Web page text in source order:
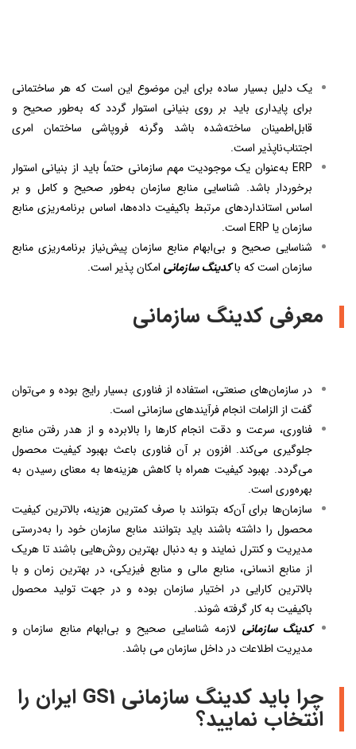
یک دلیل بسیار ساده برای این موضوع این است که هر ساختمانی
برای پایداری باید بر روی بنیانی استوار گردد که به‌طور صحیح و
قابل‌اطمینان ساخته‌شده باشد وگرنه فروپاشی ساختمان امری
اجتناب‌ناپذیر است.
ERP به‌عنوان یک موجودیت مهم سازمانی حتماً باید از بنیانی استوار
برخوردار باشد. شناسایی منابع سازمان به‌طور صحیح و کامل و بر
اساس استانداردهای مرتبط باکیفیت داده‌ها، اساس برنامه‌ریزی منابع
سازمان یا ERP است.
شناسایی صحیح و بی‌ابهام منابع سازمان پیش‌نیاز برنامه‌ریزی منابع
سازمان است که باکدینگ سازمانی امکان پذیر است.
معرفی کدینگ سازمانی
در سازمان‌های صنعتی، استفاده از فناوری بسیار رایج بوده و می‌توان
گفت از الزامات انجام فرآیندهای سازمانی است.
فناوری، سرعت و دقت انجام کارها را بالابرده و از هدر رفتن منابع
جلوگیری می‌کند. افزون بر آن فناوری باعث بهبود کیفیت محصول
می‌گردد. بهبود کیفیت همراه با کاهش هزینه‌ها به معنای رسیدن به
بهره‌وری است.
سازمان‌ها برای آن‌که بتوانند با صرف کمترین هزینه، بالاترین کیفیت
محصول را داشته باشند باید بتوانند منابع سازمان خود را به‌درستی
مدیریت و کنترل نمایند و به دنبال بهترین روش‌هایی باشند تا هریک
از منابع انسانی، منابع مالی و منابع فیزیکی، در بهترین زمان و با
بالاترین کارایی در اختیار سازمان بوده و در جهت تولید محصول
باکیفیت به کار گرفته شوند.
کدینگ سازمانی لازمه شناسایی صحیح و بی‌ابهام منابع سازمان و
مدیریت اطلاعات در داخل سازمان می باشد.
چرا باید کدینگ سازمانی GS1 ایران را
انتخاب نمایید؟